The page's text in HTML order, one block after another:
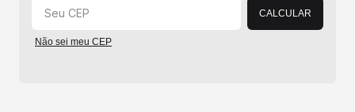
CALCULAR
Não sei meu CEP